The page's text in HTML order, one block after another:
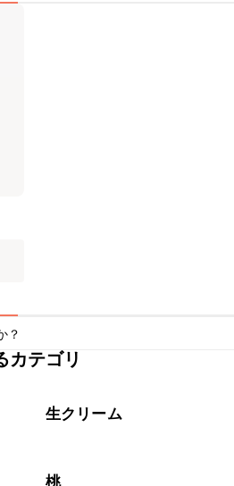
？
をお召し上がりいただくことをおすす
カテゴリ
生クリーム
桃